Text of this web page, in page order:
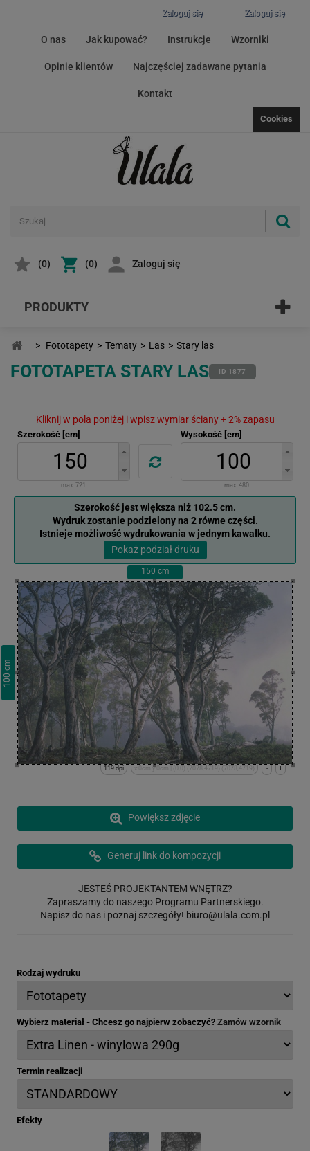
Zaloguj się
Zaloguj się
O nas Jak kupować? Instrukcje Wzorniki
Opinie klientów Najczęściej zadawane pytania
Kontakt
Cookies
(0) (0) Zaloguj się
PRODUKTY
> Fototapety > Tematy > Las > Stary las
FOTOTAPETA STARY LAS ID 1877
Kliknij w pola poniżej i wpisz wymiar ściany + 2% zapasu
Szerokość [cm]
max: 721
Wysokość [cm]
max: 480
Szerokość jest większa niż 102.5 cm.
Wydruk zostanie podzielony na 2 równe części.
Istnieje możliwość wydrukowania w jednym kawałku.
Pokaż podział druku
150 cm
100
cm
+
-
x:0cm y:0cm | (0,0) (7078,4719) (7078,4719)
119 dpi
Powiększ zdjęcie
Generuj link do kompozycji
JESTEŚ PROJEKTANTEM WNĘTRZ?
Zapraszamy do naszego Programu Partnerskiego.
Napisz do nas i poznaj szczegóły! biuro@ulala.com.pl
Rodzaj wydruku
Wybierz materiał - Chcesz go najpierw zobaczyć? Zamów wzornik
Termin realizacji
Efekty